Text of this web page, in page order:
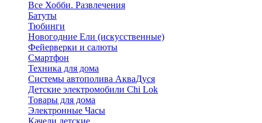
Все Хобби. Развлечения
Батуты
Тюбинги
Новогодние Ели (искусственные)
Фейерверки и салюты
Смартфон
Техника для дома
Системы автополива АкваДуся
Детские электромобили Chi Lok
Товары для дома
Электронные Часы
Качели детские